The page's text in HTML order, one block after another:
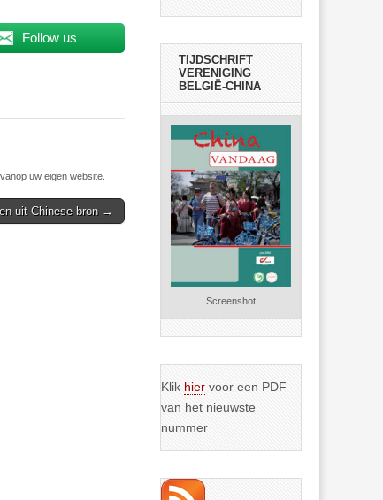
Follow us
uw eigen website.
uit Chinese bron →
economische
agressie. In
werkelijkheid
verhult die
spectaculaire
rekensom vooral
de industriële
achterstand die
… >> lees meer
TIJDSCHRIFT
VERENIGING
BELGIË-CHINA
Screenshot
Klik hier voor een PDF
van het nieuwste
nummer